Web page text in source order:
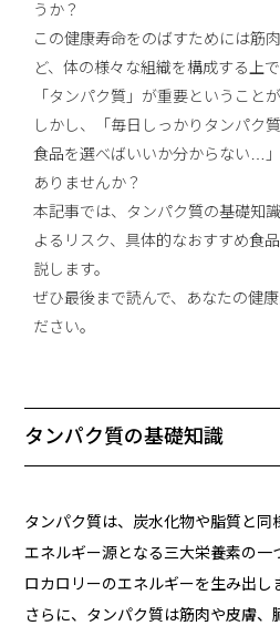
うか？
この健康寿命をのばすためには筋
ど、体の様々な組織を構成する上
「タンパク質」が重要ということ
しかし、「毎日しっかりタンパク
食品を選べばいいか分からない…
ありませんか？
本記事では、タンパク質の基礎知
よるリスク、具体的なおすすめ食
説します。
ぜひ最後まで読んで、あなたの健
ださい。
タンパク質の基礎知識
タンパク質は、炭水化物や脂質と同
エネルギー源となる三大栄養素の一
ロカロリーのエネルギーを生み出し
さらに、タンパク質は筋肉や皮膚